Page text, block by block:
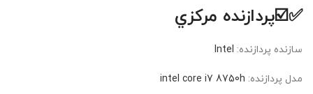
✅☑️پردازنده مرکزي
سازنده پردازنده: Intel
مدل پردازنده: intel core i7 8750h